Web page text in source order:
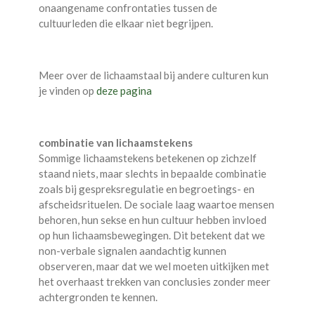
onaangename confrontaties tussen de
cultuurleden die elkaar niet begrijpen.
Meer over de lichaamstaal bij andere culturen kun
je vinden op deze pagina
combinatie van lichaamstekens
Sommige lichaamstekens betekenen op zichzelf
staand niets, maar slechts in bepaalde combinatie
zoals bij gespreksregulatie en begroetings- en
afscheidsrituelen. De sociale laag waartoe mensen
behoren, hun sekse en hun cultuur hebben invloed
op hun lichaamsbewegingen. Dit betekent dat we
non-verbale signalen aandachtig kunnen
observeren, maar dat we wel moeten uitkijken met
het overhaast trekken van conclusies zonder meer
achtergronden te kennen.